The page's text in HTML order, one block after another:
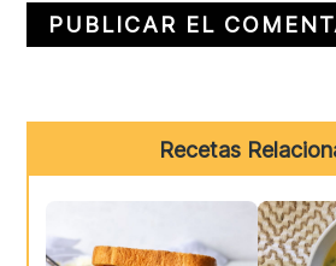
Sidebar
Recetas